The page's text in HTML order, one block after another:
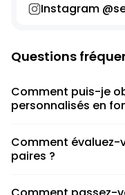
Instagram
Questions
Comment puis-je
personnalisés en
pour déterminer la
en dessous, au-
Comment évaluez-
paires ?